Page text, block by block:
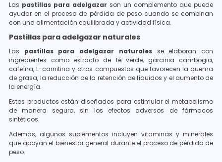
Las pastillas para adelgazar son un complemento que puede
ayudar en el proceso de pérdida de peso cuando se combinan
con una alimentación equilibrada y actividad física.
Pastillas para adelgazar naturales
Las pastillas para adelgazar naturalesse elaboran con
ingredientes como extracto de té verde, garcinia cambogia,
cafeína, L-carnitina y otros compuestos que favorecen la quema
de grasa, la reducción de la retención de líquidos y el aumento de
la energía.
Estos productos están diseñados para estimular el metabolismo
de manera segura, sin los efectos adversos de fármacos
sintéticos.
Además, algunos suplementos incluyen vitaminas y minerales
que apoyan el bienestar general durante el proceso de pérdida de
peso.